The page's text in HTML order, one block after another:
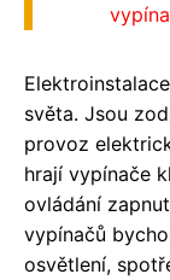
světa. Jsou
provoz
hrají vypínače
ovládání
vypínačů
osvětlení,